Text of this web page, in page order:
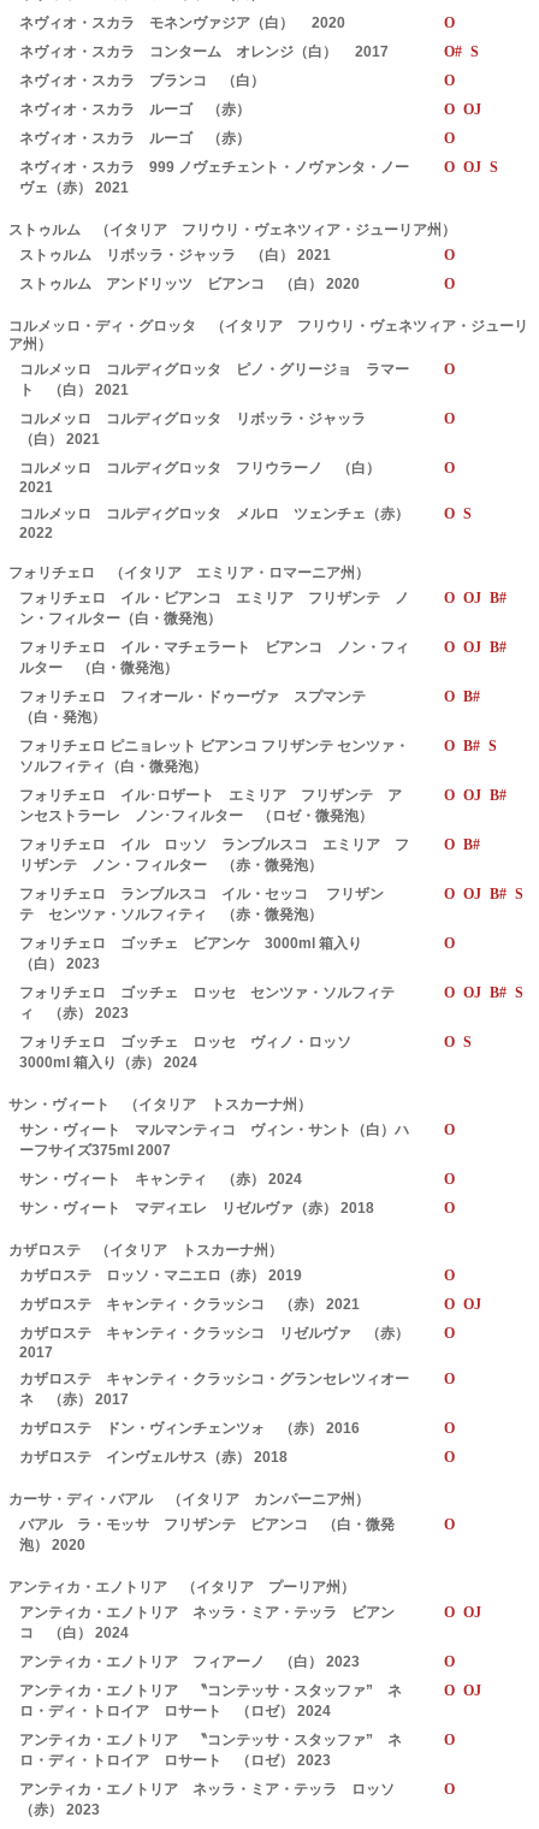
ネヴィオ・スカラ モネンヴァジア（白） 2020
O
ネヴィオ・スカラ コンターム オレンジ（白） 2017
O# S
ネヴィオ・スカラ ブランコ （白）
O
ネヴィオ・スカラ ルーゴ （赤）
O OJ
ネヴィオ・スカラ ルーゴ （赤）
O
ネヴィオ・スカラ 999 ノヴェチェント・ノヴァンタ・ノー
ヴェ（赤） 2021
O OJ S
ストゥルム （イタリア フリウリ・ヴェネツィア・ジューリア州）
ストゥルム リボッラ・ジャッラ （白） 2021
O
ストゥルム アンドリッツ ビアンコ （白） 2020
O
コルメッロ・ディ・グロッタ （イタリア フリウリ・ヴェネツィア・ジューリ
ア州）
コルメッロ コルディグロッタ ピノ・グリージョ ラマー
ト （白） 2021
O
コルメッロ コルディグロッタ リボッラ・ジャッラ
（白） 2021
O
コルメッロ コルディグロッタ フリウラーノ （白）
2021
O
コルメッロ コルディグロッタ メルロ ツェンチェ（赤）
2022
O S
フォリチェロ （イタリア エミリア・ロマーニア州）
フォリチェロ イル・ビアンコ エミリア フリザンテ ノ
ン・フィルター（白・微発泡）
O OJ B#
フォリチェロ イル・マチェラート ビアンコ ノン・フィ
ルター （白・微発泡）
O OJ B#
フォリチェロ フィオール・ドゥーヴァ スプマンテ
（白・発泡）
O B#
フォリチェロ ピニョレット ビアンコ フリザンテ センツァ・
ソルフィティ（白・微発泡）
O B# S
フォリチェロ イル･ロザート エミリア フリザンテ ア
ンセストラーレ ノン･フィルター （ロゼ・微発泡）
O OJ B#
フォリチェロ イル ロッソ ランブルスコ エミリア フ
リザンテ ノン・フィルター （赤・微発泡）
O B#
フォリチェロ ランブルスコ イル・セッコ フリザン
テ センツァ・ソルフィティ （赤・微発泡）
O OJ B# S
フォリチェロ ゴッチェ ビアンケ 3000ml 箱入り
（白） 2023
O
フォリチェロ ゴッチェ ロッセ センツァ・ソルフィテ
ィ （赤） 2023
O OJ B# S
フォリチェロ ゴッチェ ロッセ ヴィノ・ロッソ
3000ml 箱入り（赤） 2024
O S
サン・ヴィート （イタリア トスカーナ州）
サン・ヴィート マルマンティコ ヴィン・サント（白）ハ
ーフサイズ375ml 2007
O
サン・ヴィート キャンティ （赤） 2024
O
サン・ヴィート マディエレ リゼルヴァ（赤） 2018
O
カザロステ （イタリア トスカーナ州）
カザロステ ロッソ・マニエロ（赤） 2019
O
カザロステ キャンティ・クラッシコ （赤） 2021
O OJ
カザロステ キャンティ・クラッシコ リゼルヴァ （赤）
2017
O
カザロステ キャンティ・クラッシコ・グランセレツィオー
ネ （赤） 2017
O
カザロステ ドン・ヴィンチェンツォ （赤） 2016
O
カザロステ インヴェルサス（赤） 2018
O
カーサ・ディ・バアル （イタリア カンパーニア州）
バアル ラ・モッサ フリザンテ ビアンコ （白・微発
泡） 2020
O
アンティカ・エノトリア （イタリア プーリア州）
アンティカ・エノトリア ネッラ・ミア・テッラ ビアン
コ （白） 2024
O OJ
アンティカ・エノトリア フィアーノ （白） 2023
O
アンティカ・エノトリア 〝コンテッサ・スタッファ” ネ
ロ・ディ・トロイア ロサート （ロゼ） 2024
O OJ
アンティカ・エノトリア 〝コンテッサ・スタッファ” ネ
ロ・ディ・トロイア ロサート （ロゼ） 2023
O
アンティカ・エノトリア ネッラ・ミア・テッラ ロッソ
（赤） 2023
O